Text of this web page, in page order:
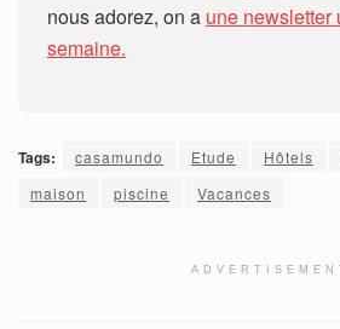
nous adorez, on a une newsletter
semaine.
Tags: casamundo Etude Hôtels
maison
piscine Vacances